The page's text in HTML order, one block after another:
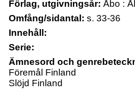
Förlag, utgivningsår: Åbo :
Omfång/sidantal: s. 33-36
Innehåll:
Serie:
Ämnesord och
Föremål Finland
Slöjd Finland